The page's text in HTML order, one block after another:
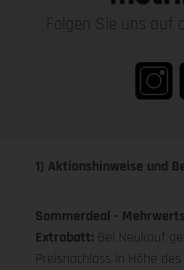
Folgen Sie uns auf
1) Aktionshinweise und
Sommerdeal -
Extrabatt: Bei Neukauf
Preisnachlass in Höhe